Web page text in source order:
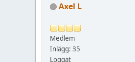
Axel L
Medlem
Inlägg: 35
Loggat